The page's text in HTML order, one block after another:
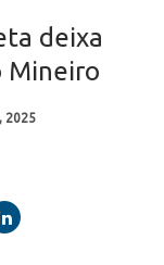
deixa
Mineiro
2025